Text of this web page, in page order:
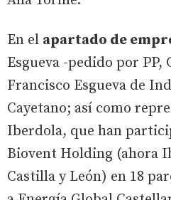
En el apartado de
Esgueva -pedido por PP,
Francisco Esgueva de
Cayetano; así como
Iberdola, que han
Biovent Holding (ahora
Castilla y León) en 18